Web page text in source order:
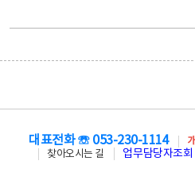
대표전화 ☏ 053-230-1114
찾아오시는 길
업무담당자조회